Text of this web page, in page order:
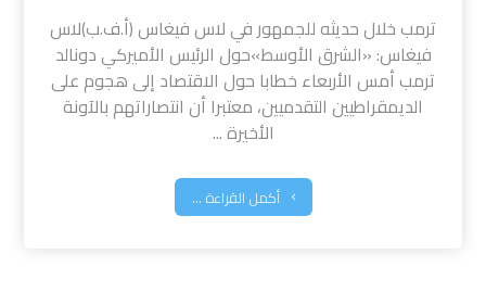
ترمب خلال حديثه للجمهور في لاس فيغاس (أ.ف.ب)لاس
فيغاس: «الشرق الأوسط»حول الرئيس الأميركي دونالد
ترمب أمس الأربعاء خطابا حول الاقتصاد إلى هجوم على
الديمقراطيين التقدميين، معتبرا أن انتصاراتهم بالآونة
الأخيرة ...
أكمل القراءة ...